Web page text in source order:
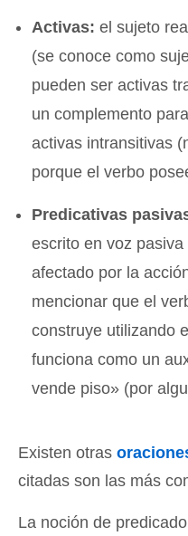
Activas: el sujeto
(se conoce como
pueden ser activas
un complemento
activas intransitivas
porque el verbo
Predicativas
escrito en voz
afectado por la
mencionar que el
construye utilizando
funciona como un
vende piso» (por
Existen otras
citadas son las más
La noción de